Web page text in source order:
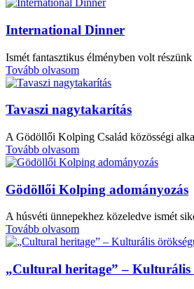
International Dinner
Ismét fantasztikus élményben volt
Tovább olvasom
Tavaszi nagytakarítás
A Gödöllői Kolping Család közösségi
Tovább olvasom
Gödöllői Kolping adományozás
A húsvéti ünnepekhez közeledve ismét
Tovább olvasom
„Cultural heritage” – Kulturális